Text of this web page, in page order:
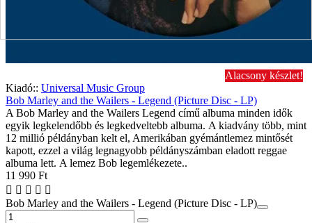
Alacsony készlet!
Kiadó:: Universal Music Group
Bob Marley and the Wailers - Legend (Picture Disc - LP)
A Bob Marley and the Wailers Legend című albuma minden idők
egyik legkelendőbb és legkedveltebb albuma. A kiadvány több, mint
12 millió példányban kelt el, Amerikában gyémántlemez mintősét
kapott, ezzel a világ legnagyobb példányszámban eladott reggae
albuma lett. A lemez Bob legemlékezete..
11 990 Ft
Bob Marley and the Wailers - Legend (Picture Disc - LP)